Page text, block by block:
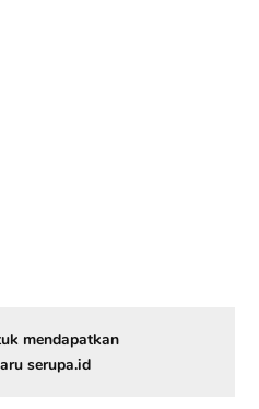
mendapatkan
serupa.id